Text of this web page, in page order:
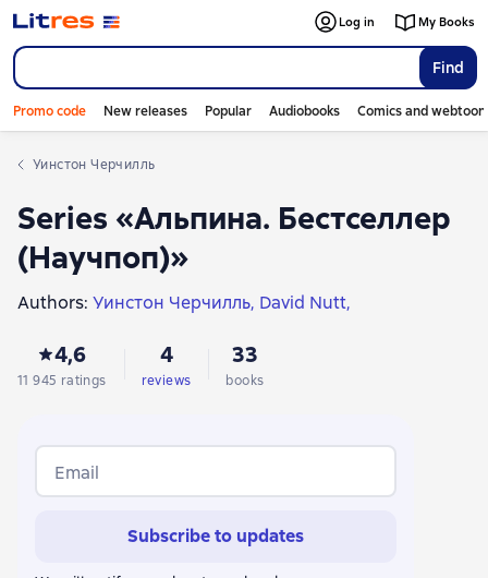
Find
Log in My Books
Promo code New releases Popular Audiobooks Comics and
Уинстон Черчилль
Series «Альпина. Бестселлер
(Научпоп)»
Authors: Уинстон Черчилль David Nutt
Erik Larson
Саймон Дженкинс
Моника Блэк
Steven Pinker
Евгений Черешнев
4,6
11 945 ratings
4
reviews
33
books
Email
Subscribe to updates